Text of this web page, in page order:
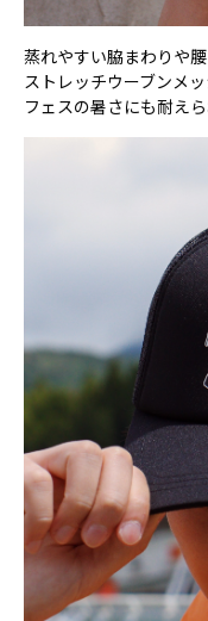
蒸れやすい脇まわりや
ストレッチウーブンメ
フェスの暑さにも耐え